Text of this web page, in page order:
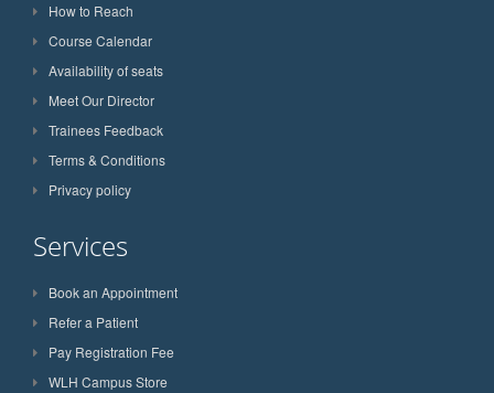
How to Reach
Course Calendar
Availability of seats
Meet Our Director
Trainees Feedback
Terms & Conditions
Privacy policy
Services
Book an Appointment
Refer a Patient
Pay Registration Fee
WLH Campus Store